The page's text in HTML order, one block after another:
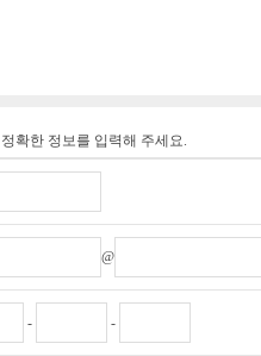
확한 정보를 입력해 주세요.
@
- -